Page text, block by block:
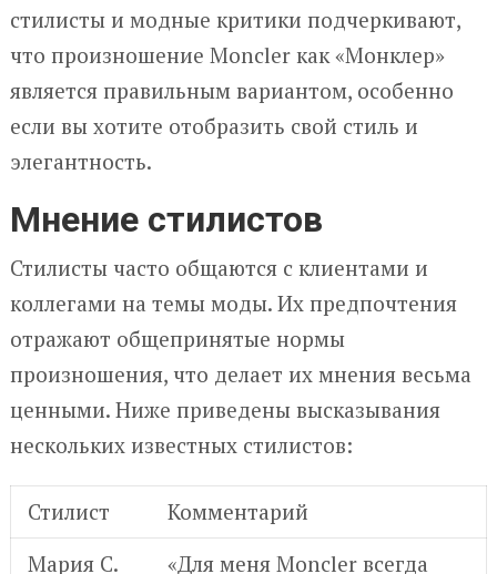
стилисты и модные критики подчеркивают,
что произношение Moncler как «Монклер»
является правильным вариантом, особенно
если вы хотите отобразить свой стиль и
элегантность.
Мнение стилистов
Стилисты часто общаются с клиентами и
коллегами на темы моды. Их предпочтения
отражают общепринятые нормы
произношения, что делает их мнения весьма
ценными. Ниже приведены высказывания
нескольких известных стилистов:
Стилист
Комментарий
Мария С.
«Для меня Moncler всегда